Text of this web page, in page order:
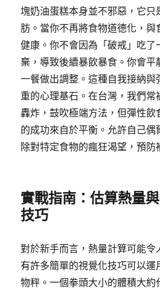
塊奶油蛋糕本身並不邪惡，它只
肪。當你不再將食物道德化，
健康。你不會因為「破戒」吃了
棄，導致後續暴飲暴食。你會平
一餐做出調整。這種自我接納與
重的心理基石。在台灣，我們常
轟炸，鼓吹極端方法，但彈性飲
的成功來自於平衡。允許自己偶
除對特定食物的瘋狂渴望，預防
實戰指南：估算熱量
技巧
對於新手而言，熱量計算可能令
有許多簡單的視覺化技巧可以
物秤。一個拳頭大小的體積大約